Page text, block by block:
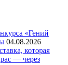
«Гений
04.08.2026
которая
— через